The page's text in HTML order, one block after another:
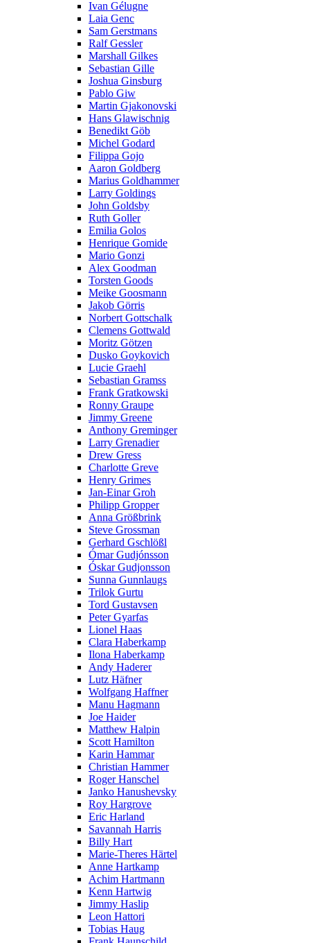
Ivan Gélugne
Laia Genc
Sam Gerstmans
Ralf Gessler
Marshall Gilkes
Sebastian Gille
Joshua Ginsburg
Pablo Giw
Martin Gjakonovski
Hans Glawischnig
Benedikt Göb
Michel Godard
Filippa Gojo
Aaron Goldberg
Marius Goldhammer
Larry Goldings
John Goldsby
Ruth Goller
Emilia Golos
Henrique Gomide
Mario Gonzi
Alex Goodman
Torsten Goods
Meike Goosmann
Jakob Görris
Norbert Gottschalk
Clemens Gottwald
Moritz Götzen
Dusko Goykovich
Lucie Graehl
Sebastian Gramss
Frank Gratkowski
Ronny Graupe
Jimmy Greene
Anthony Greminger
Larry Grenadier
Drew Gress
Charlotte Greve
Henry Grimes
Jan-Einar Groh
Philipp Gropper
Anna Größbrink
Steve Grossman
Gerhard Gschlößl
Ómar Gudjónsson
Óskar Gudjonsson
Sunna Gunnlaugs
Trilok Gurtu
Tord Gustavsen
Peter Gyarfas
Lionel Haas
Clara Haberkamp
Ilona Haberkamp
Andy Haderer
Lutz Häfner
Wolfgang Haffner
Manu Hagmann
Joe Haider
Matthew Halpin
Scott Hamilton
Karin Hammar
Christian Hammer
Roger Hanschel
Janko Hanushevsky
Roy Hargrove
Eric Harland
Savannah Harris
Billy Hart
Marie-Theres Härtel
Anne Hartkamp
Achim Hartmann
Kenn Hartwig
Jimmy Haslip
Leon Hattori
Tobias Haug